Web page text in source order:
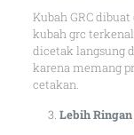
Kubah GRC
kubah grc
dicetak langsung
karena memang
cetakan.
Lebih Ringan